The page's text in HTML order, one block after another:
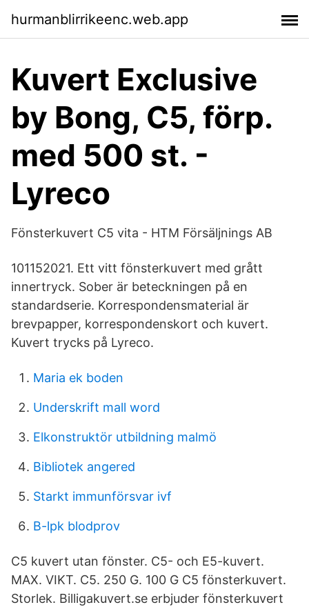
hurmanblirrikeenc.web.app
Kuvert Exclusive
by Bong, C5, förp.
med 500 st. -
Lyreco
Fönsterkuvert C5 vita - HTM Försäljnings AB
101152021. Ett vitt fönsterkuvert med grått
innertryck. Sober är beteckningen på en
standardserie. Korrespondensmaterial är
brevpapper, korrespondenskort och kuvert.
Kuvert trycks på Lyreco.
Maria ek boden
Underskrift mall word
Elkonstruktör utbildning malmö
Bibliotek angered
Starkt immunförsvar ivf
B-lpk blodprov
C5 kuvert utan fönster. C5- och E5-kuvert.
MAX. VIKT. C5. 250 G. 100 G C5 fönsterkuvert.
Storlek. Billigakuvert.se erbjuder fönsterkuvert